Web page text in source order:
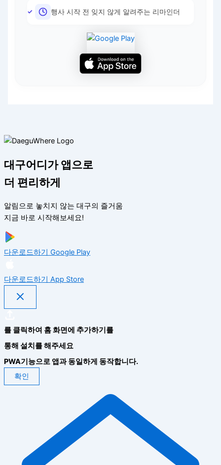
행사 시작 전 잊지 않게 알려주는 리마인더
대구어디가 앱으로
더 편리하게
알림으로 놓치지 않는 대구의 즐거움
지금 바로 시작해보세요!
다운로드하기 Google Play
다운로드하기 App Store
를 클릭하여 홈 화면에 추가하기를
통해 설치를 해주세요
PWA기능으로 앱과 동일하게 동작합니다.
확인